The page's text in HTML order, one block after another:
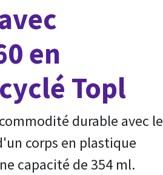
en
Topl
durable avec le
corps en plastique
capacité de 354 ml.